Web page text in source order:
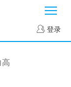
登录
高